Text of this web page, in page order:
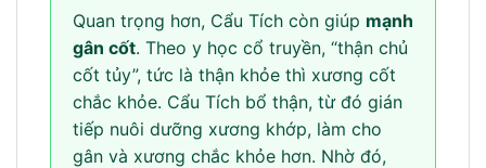
Quan trọng hơn, Cẩu Tích còn giúp mạnh
gân cốt. Theo y học cổ truyền, “thận chủ
cốt tủy”, tức là thận khỏe thì xương cốt
chắc khỏe. Cẩu Tích bổ thận, từ đó gián
tiếp nuôi dưỡng xương khớp, làm cho
gân và xương chắc khỏe hơn. Nhờ đó,